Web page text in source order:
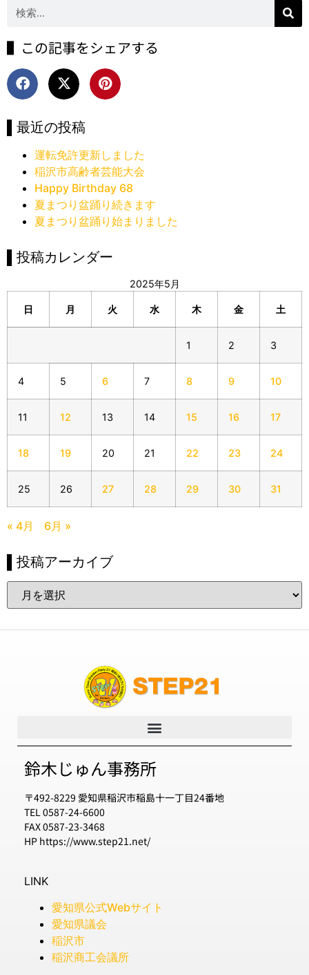
▌この記事をシェアする
▌最近の投稿
運転免許更新しました
稲沢市高齢者芸能大会
Happy Birthday 68
夏まつり盆踊り続きます
夏まつり盆踊り始まりました
▌投稿カレンダー
2025年5月
日 月 火 水 木 金 土
1 2 3
4 5 6 7 8 9 10
11 12 13 14 15 16 17
18 19 20 21 22 23 24
25 26 27 28 29 30 31
« 4月 6月 »
▌投稿アーカイブ
鈴木じゅん事務所
〒492-8229 愛知県稲沢市稲島十一丁目24番地
TEL 0587-24-6600
FAX 0587-23-3468
HP https://www.step21.net/
LINK
愛知県公式Webサイト
愛知県議会
稲沢市
稲沢商工会議所